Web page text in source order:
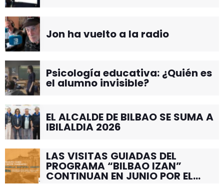
Jon ha vuelto a la radio
Psicología educativa: ¿Quién es
el alumno invisible?
EL ALCALDE DE BILBAO SE SUMA A
IBILALDIA 2026
LAS VISITAS GUIADAS DEL
PROGRAMA “BILBAO IZAN”
CONTINUAN EN JUNIO POR EL